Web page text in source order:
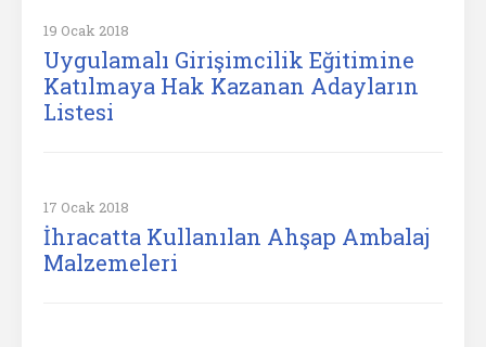
19 Ocak 2018
Uygulamalı Girişimcilik Eğitimine
Katılmaya Hak Kazanan Adayların
Listesi
17 Ocak 2018
İhracatta Kullanılan Ahşap Ambalaj
Malzemeleri